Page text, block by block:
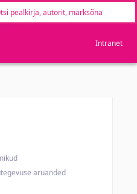
Intranet
aruanded